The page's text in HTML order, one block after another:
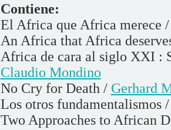
Contiene:
El Africa que Africa merece
An Africa that Africa
Africa de cara al siglo XXI :
Claudio Mondino
No Cry for Death / Gerhard
Los otros fundamentalismos
Two Approaches to African